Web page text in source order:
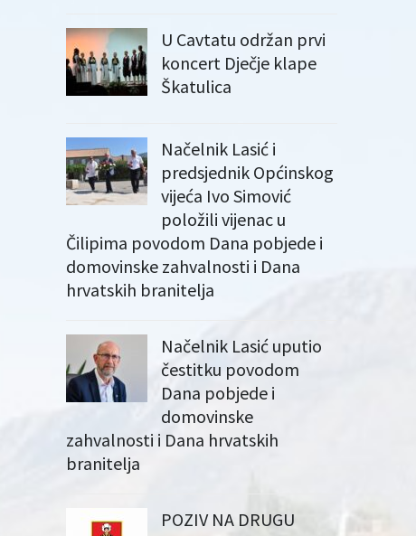
U Cavtatu održan prvi
koncert Dječje klape
Škatulica
Načelnik Lasić i
predsjednik Općinskog
vijeća Ivo Simović
položili vijenac u
Čilipima povodom Dana pobjede i
domovinske zahvalnosti i Dana
hrvatskih branitelja
Načelnik Lasić uputio
čestitku povodom
Dana pobjede i
domovinske
zahvalnosti i Dana hrvatskih
branitelja
POZIV NA DRUGU